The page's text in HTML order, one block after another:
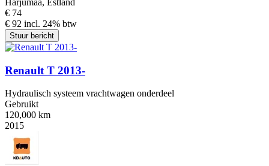
€ 74
€ 92 incl. 24% btw
Stuur bericht
Renault T 2013-
Hydraulisch systeem vrachtwagen onderdeel
Gebruikt
120,000 km
2015